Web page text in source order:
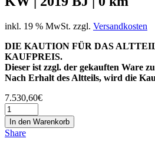
inkl. 19 % MwSt. zzgl. Versandkosten
DIE KAUTION FÜR DAS
KAUFPREIS.
Dieser ist zzgl. der gekauften Ware
Nach Erhalt des Altteils, wird die
7.530,60€
In den Warenkorb
Share